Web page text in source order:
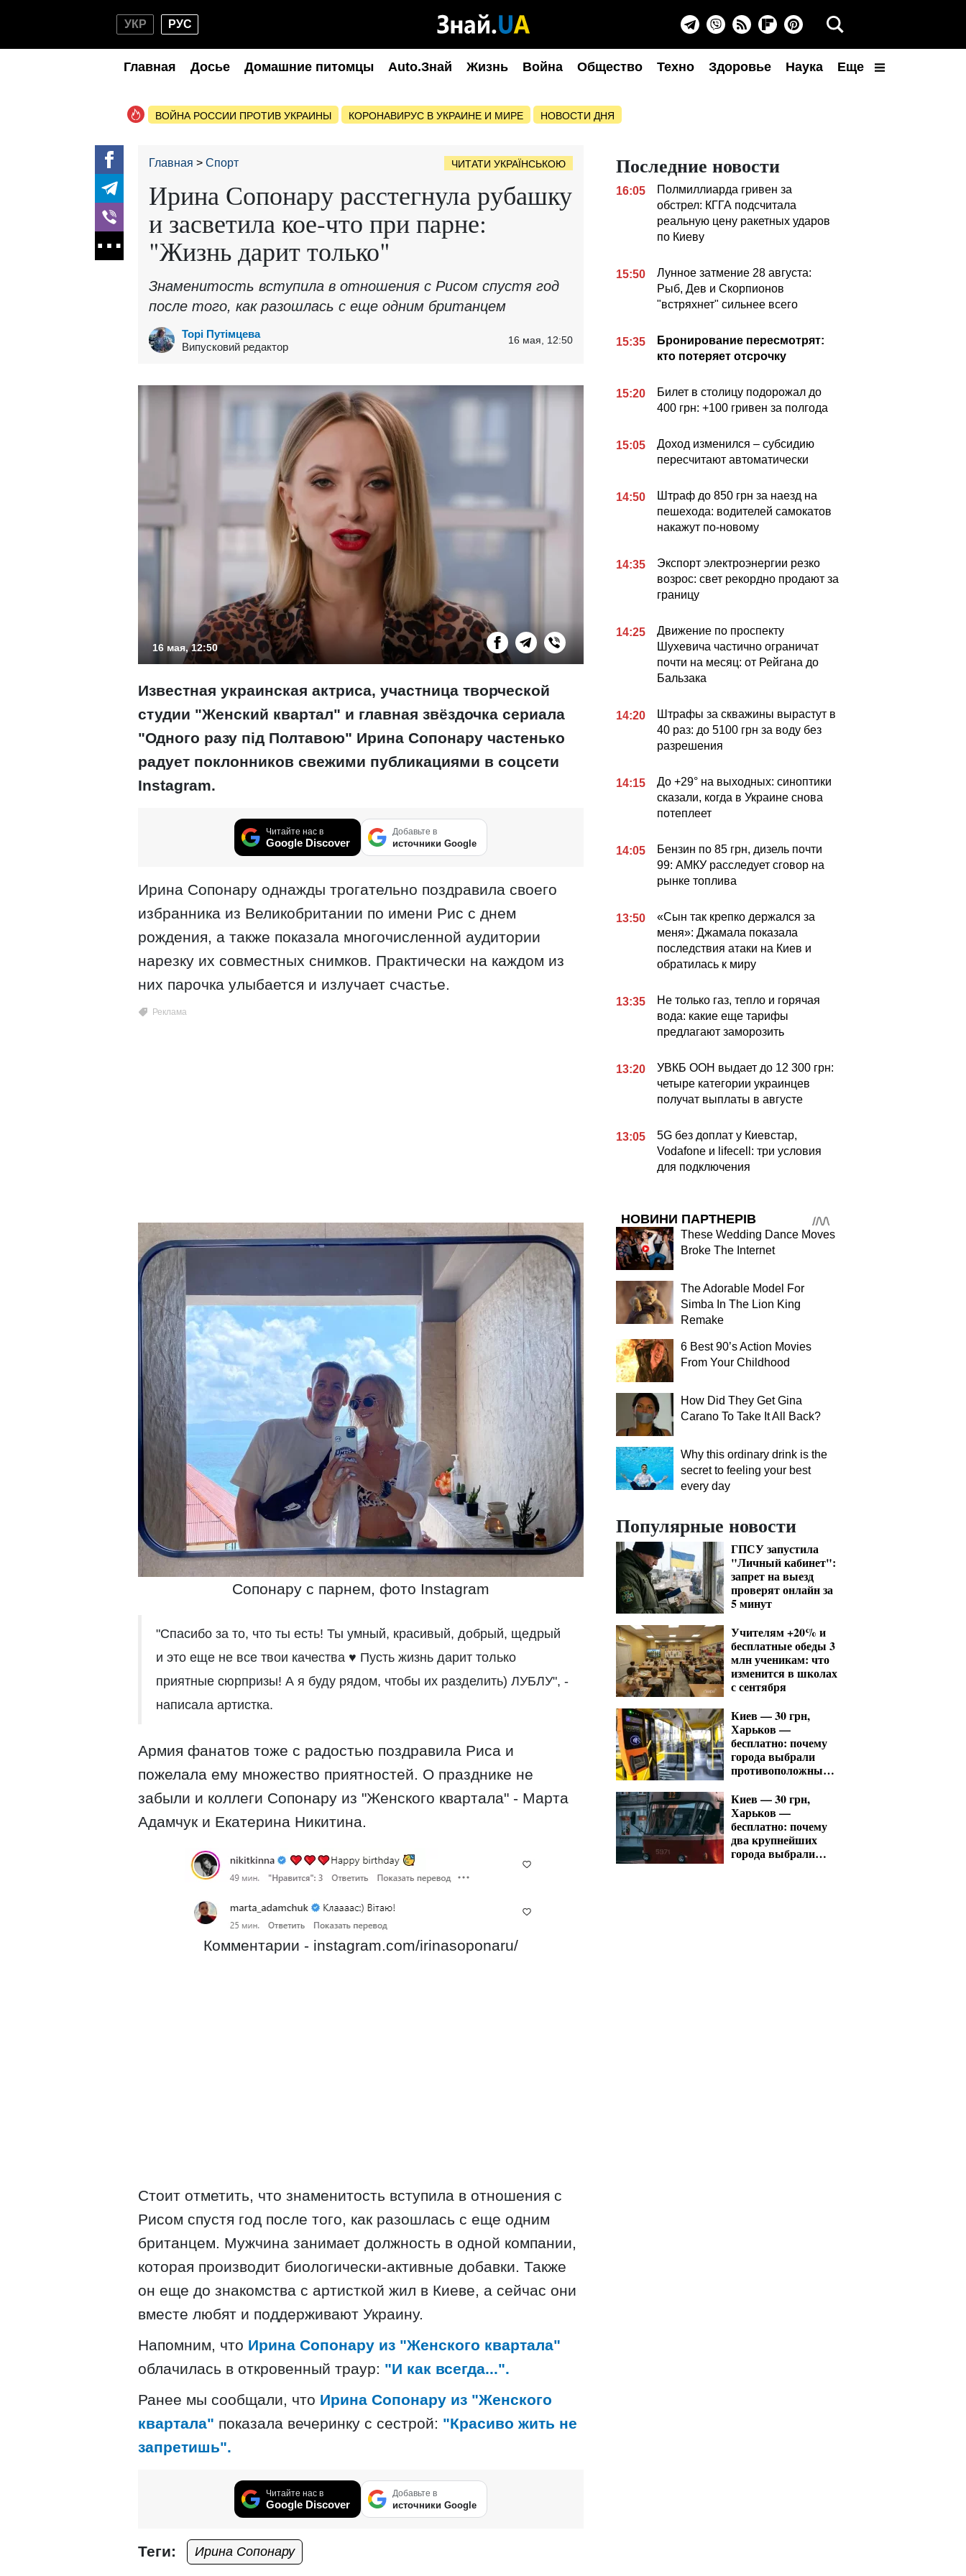
УКР РУС
Главная Досье Домашние питомцы Auto.Знай Жизнь Война Общество Техно Здоровье Наука Еще
ВОЙНА РОССИИ ПРОТИВ УКРАИНЫ КОРОНАВИРУС В УКРАИНЕ И МИРЕ НОВОСТИ ДНЯ
Главная Спорт ЧИТАТИ УКРАЇНСЬКОЮ
Ирина Сопонару расстегнула рубашку
и засветила кое-что при парне:
"Жизнь дарит только"
Знаменитость вступила в отношения с Рисом спустя год
после того, как разошлась с еще одним британцем
Торі Путімцева
Випусковий редактор
16 мая, 12:50
16 мая, 12:50
Известная украинская актриса, участница творческой
студии "Женский квартал" и главная звёздочка сериала
"Одного разу під Полтавою" Ирина Сопонару частенько
радует поклонников свежими публикациями в соцсети
Instagram.
Читайте нас в
Google Discover
Добавьте в
источники Google
Ирина Сопонару однажды трогательно поздравила своего
избранника из Великобритании по имени Рис с днем
рождения, а также показала многочисленной аудитории
нарезку их совместных снимков. Практически на каждом из
них парочка улыбается и излучает счастье.
Сопонару с парнем, фото Instagram
"Спасибо за то, что ты есть! Ты умный, красивый, добрый, щедрый
и это еще не все твои качества ♥️ Пусть жизнь дарит только
приятные сюрпризы! А я буду рядом, чтобы их разделить) ЛУБЛУ", -
написала артистка.
Армия фанатов тоже с радостью поздравила Риса и
пожелала ему множество приятностей. О празднике не
забыли и коллеги Сопонару из "Женского квартала" - Марта
Адамчук и Екатерина Никитина.
Комментарии - instagram.com/irinasoponaru/
Стоит отметить, что знаменитость вступила в отношения с
Рисом спустя год после того, как разошлась с еще одним
британцем. Мужчина занимает должность в одной компании,
которая производит биологически-активные добавки. Также
он еще до знакомства с артисткой жил в Киеве, а сейчас они
вместе любят и поддерживают Украину.
Напомним, что Ирина Сопонару из "Женского квартала"
облачилась в откровенный траур: "И как всегда...".
Ранее мы сообщали, что Ирина Сопонару из "Женского
квартала" показала вечеринку с сестрой: "Красиво жить не
запретишь".
Читайте нас в
Google Discover
Добавьте в
источники Google
Теги: Ирина Сопонару
Последние новости
16:05
Полмиллиарда гривен за
обстрел: КГГА подсчитала
реальную цену ракетных ударов
по Киеву
15:50
Лунное затмение 28 августа:
Рыб, Дев и Скорпионов
"встряхнет" сильнее всего
15:35
Бронирование пересмотрят:
кто потеряет отсрочку
15:20
Билет в столицу подорожал до
400 грн: +100 гривен за полгода
15:05
Доход изменился – субсидию
пересчитают автоматически
14:50
Штраф до 850 грн за наезд на
пешехода: водителей самокатов
накажут по-новому
14:35
Экспорт электроэнергии резко
возрос: свет рекордно продают за
границу
14:25
Движение по проспекту
Шухевича частично ограничат
почти на месяц: от Рейгана до
Бальзака
14:20
Штрафы за скважины вырастут в
40 раз: до 5100 грн за воду без
разрешения
14:15
До +29° на выходных: синоптики
сказали, когда в Украине снова
потеплеет
14:05
Бензин по 85 грн, дизель почти
99: АМКУ расследует сговор на
рынке топлива
13:50
«Сын так крепко держался за
меня»: Джамала показала
последствия атаки на Киев и
обратилась к миру
13:35
Не только газ, тепло и горячая
вода: какие еще тарифы
предлагают заморозить
13:20
УВКБ ООН выдает до 12 300 грн:
четыре категории украинцев
получат выплаты в августе
13:05
5G без доплат у Киевстар,
Vodafone и lifecell: три условия
для подключения
НОВИНИ ПАРТНЕРІВ
These Wedding Dance Moves
Broke The Internet
The Adorable Model For
Simba In The Lion King
Remake
6 Best 90’s Action Movies
From Your Childhood
How Did They Get Gina
Carano To Take It All Back?
Why this ordinary drink is the
secret to feeling your best
every day
Популярные новости
ГПСУ запустила
"Личный кабинет":
запрет на выезд
проверят онлайн за
5 минут
Учителям +20% и
бесплатные обеды 3
млн ученикам: что
изменится в школах
с сентября
Киев — 30 грн,
Харьков —
бесплатно: почему
города выбрали
противоположные
транспорт
Киев — 30 грн,
Харьков —
бесплатно: почему
два крупнейших
города выбрали